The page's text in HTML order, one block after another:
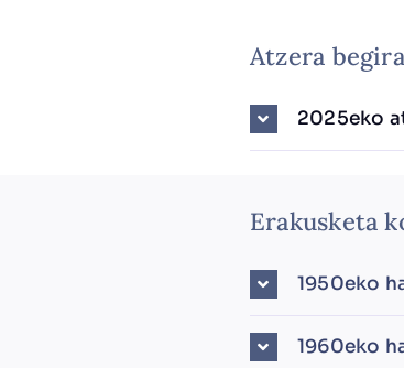
Atzera
2025eko
Erakusketa
1950eko
1960eko